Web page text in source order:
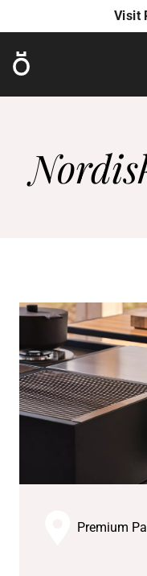
Visit
Röshults
Premium